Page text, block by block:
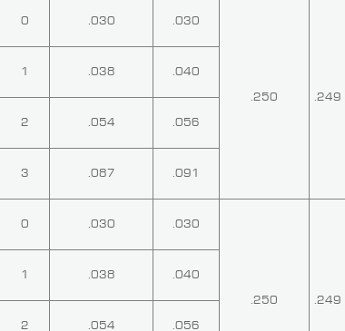
0 .030 .030
.250 .249
1 .038 .040
2 .054 .056
3 .087 .091
0 .030 .030
.250 .249
1 .038 .040
2 .054 .056